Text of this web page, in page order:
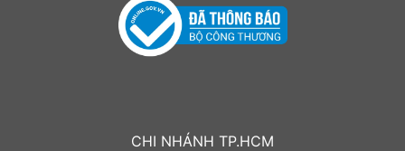
CHI NHÁNH TP.HCM